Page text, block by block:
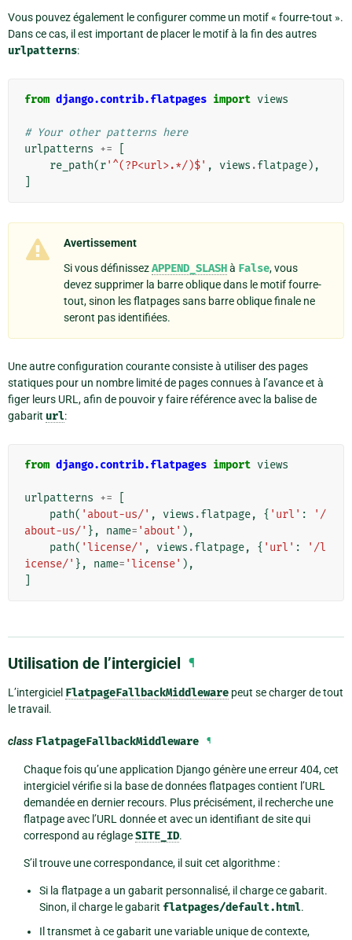
Vous pouvez également le configurer comme un motif « fourre-tout ».
Dans ce cas, il est important de placer le motif à la fin des autres
urlpatterns:
from django.contrib.flatpages import views
# Your other patterns here
urlpatterns +=
re_path(r'^(?P<url>.*/)$' , views .flatpage),
Avertissement
Si vous définissezAPPEND_SLASHà False, vous
devez supprimer la barre oblique dans le motif fourre-
tout, sinon les flatpages sans barre oblique finale ne
seront pas identifiées.
Une autre configuration courante consiste à utiliser des pages
statiques pour un nombre limité de pages connues à l’avance et à
figer leurs URL, afin de pouvoir y faire référence avec la balise de
gabarit url:
from django.contrib.flatpages import views
urlpatterns +=
path( 'about-us/' , views .flatpage, { 'url' :
'/
about-us/' }, name= 'about' ),
path( 'license/' , views .flatpage, { 'url' :
'/l
icense/' }, name= 'license' ),
Utilisation de l’intergiciel ¶
L’intergiciel FlatpageFallbackMiddleware peut se charger de tout
le travail.
class FlatpageFallbackMiddleware ¶
Chaque fois qu’une application Django génère une erreur 404, cet
intergiciel vérifie si la base de données flatpages contient l’URL
demandée en dernier recours. Plus précisément, il recherche une
flatpage avec l’URL donnée et avec un identifiant de site qui
correspond au réglageSITE_ID.
S’il trouve une correspondance, il suit cet algorithme :
Si la flatpage a un gabarit personnalisé, il charge ce gabarit.
Sinon, il charge le gabarit flatpages/default.html.
Il transmet à ce gabarit une variable unique de contexte,